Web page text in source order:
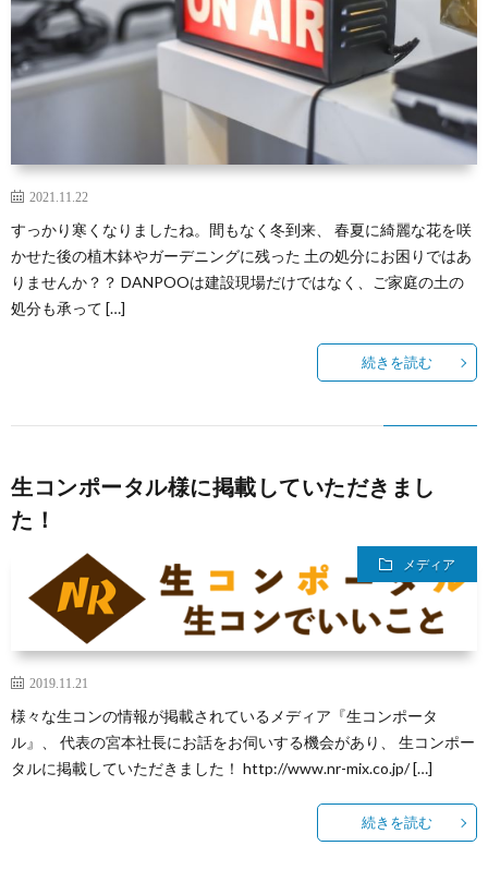
2021.11.22
すっかり寒くなりましたね。間もなく冬到来、 春夏に綺麗な花を咲
かせた後の植木鉢やガーデニングに残った 土の処分にお困りではあ
りませんか？？ DANPOOは建設現場だけではなく、ご家庭の土の
処分も承って […]
続きを読む
生コンポータル様に掲載していただきまし
た！
メディア
2019.11.21
様々な生コンの情報が掲載されているメディア『生コンポータ
ル』、 代表の宮本社長にお話をお伺いする機会があり、 生コンポー
タルに掲載していただきました！ http://www.nr-mix.co.jp/ […]
続きを読む